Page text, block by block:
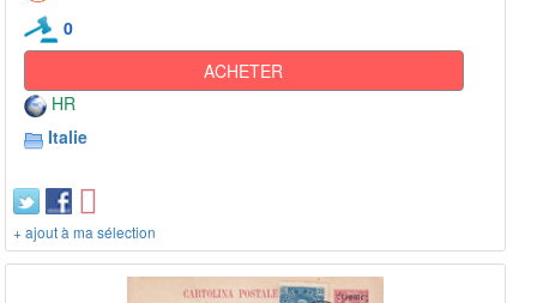
0
ACHETER
HR
Italie
+ ajout à ma sélection